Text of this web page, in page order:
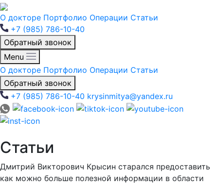
О докторе Портфолио Операции Статьи
+7 (985) 786-10-40
Обратный звонок
Menu
О докторе Портфолио Операции Статьи
Обратный звонок
+7 (985) 786-10-40 krysinmitya@yandex.ru
Статьи
Дмитрий Викторович Крысин старался предоставить
как можно больше полезной информации в области